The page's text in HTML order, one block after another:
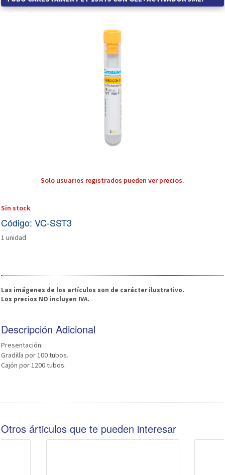
Solo usuarios registrados pueden ver precios.
Sin stock
Código: VC-SST3
1 unidad
Las imágenes de los artículos son de carácter ilustrativo.
Los precios NO incluyen IVA.
Descripción Adicional
Presentación:
Gradilla por 100 tubos.
Cajón por 1200 tubos.
Otros árticulos que te pueden interesar